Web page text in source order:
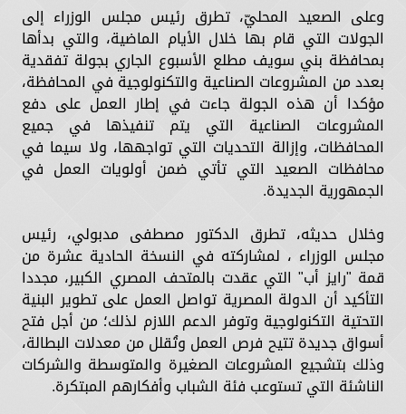
وعلى الصعيد المحليّ، تطرق رئيس مجلس الوزراء إلى
الجولات التي قام بها خلال الأيام الماضية، والتي بدأها
بمحافظة بني سويف مطلع الأسبوع الجاري بجولة تفقدية
بعدد من المشروعات الصناعية والتكنولوجية في المحافظة،
مؤكدا أن هذه الجولة جاءت في إطار العمل على دفع
المشروعات الصناعية التي يتم تنفيذها في جميع
المحافظات، وإزالة التحديات التي تواجهها، ولا سيما في
محافظات الصعيد التي تأتي ضمن أولويات العمل في
الجمهورية الجديدة.
وخلال حديثه، تطرق الدكتور مصطفى مدبولي، رئيس
مجلس الوزراء ، لمشاركته في النسخة الحادية عشرة من
قمة "رايز أب" التي عقدت بالمتحف المصري الكبير، مجددا
التأكيد أن الدولة المصرية تواصل العمل على تطوير البنية
التحتية التكنولوجية وتوفر الدعم اللازم لذلك؛ من أجل فتح
أسواق جديدة تتيح فرص العمل وتُقلل من معدلات البطالة،
وذلك بتشجيع المشروعات الصغيرة والمتوسطة والشركات
الناشئة التي تستوعب فئة الشباب وأفكارهم المبتكرة.